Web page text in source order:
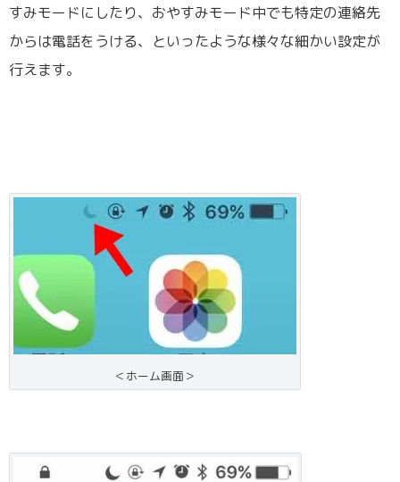
すみモードにしたり、おやすみモード中でも特定の連絡先
からは電話をうける、といったような様々な細かい設定が
行えます。
＜ホーム画面＞